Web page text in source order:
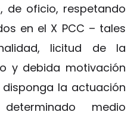
de oficio, respetando
en el X PCC – tales
licitud de la
y debida motivación
la actuación
medio